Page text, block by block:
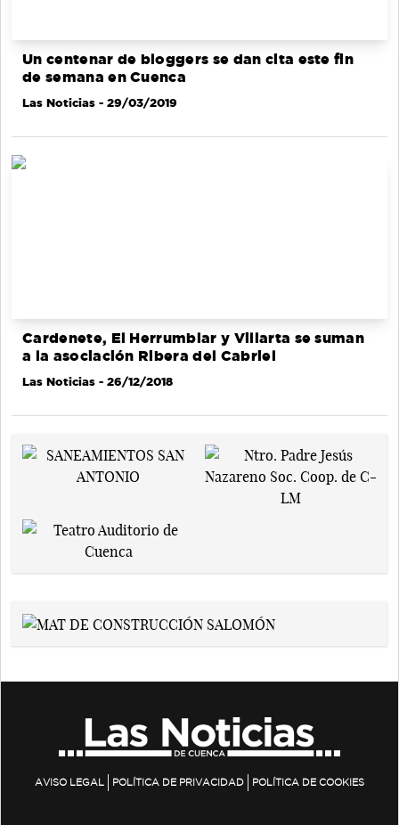
Un centenar de bloggers se dan cita este fin
de semana en Cuenca
Las Noticias - 29/03/2019
Cardenete, El Herrumblar y Villarta se suman
a la asociación Ribera del Cabriel
Las Noticias - 26/12/2018
AVISO LEGAL POLÍTICA DE PRIVACIDAD POLÍTICA DE COOKIES